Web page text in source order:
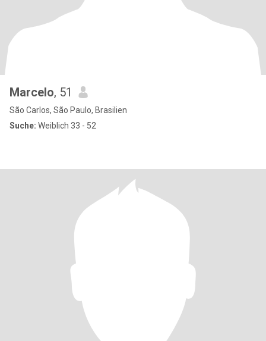
Marcelo, 51
São Carlos, São Paulo, Brasilien
Suche: Weiblich 33 - 52